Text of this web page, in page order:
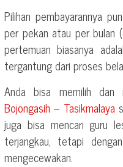
Pilihan pembayarannya
per pekan atau per bulan
pertemuan biasanya
tergantung dari proses
Anda bisa memilih dan
Bojongasih – Tasikmalaya
juga bisa mencari guru
terjangkau, tetapi
mengecewakan.